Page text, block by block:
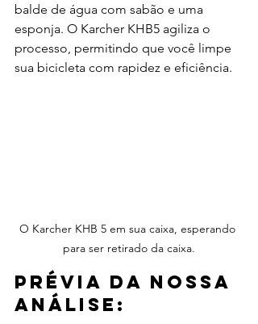
balde de água com sabão e uma
esponja. O Karcher KHB5 agiliza o
processo, permitindo que você limpe
sua bicicleta com rapidez e eficiência.
O Karcher KHB 5 em sua caixa, esperando
para ser retirado da caixa.
Prévia da nossa
análise: